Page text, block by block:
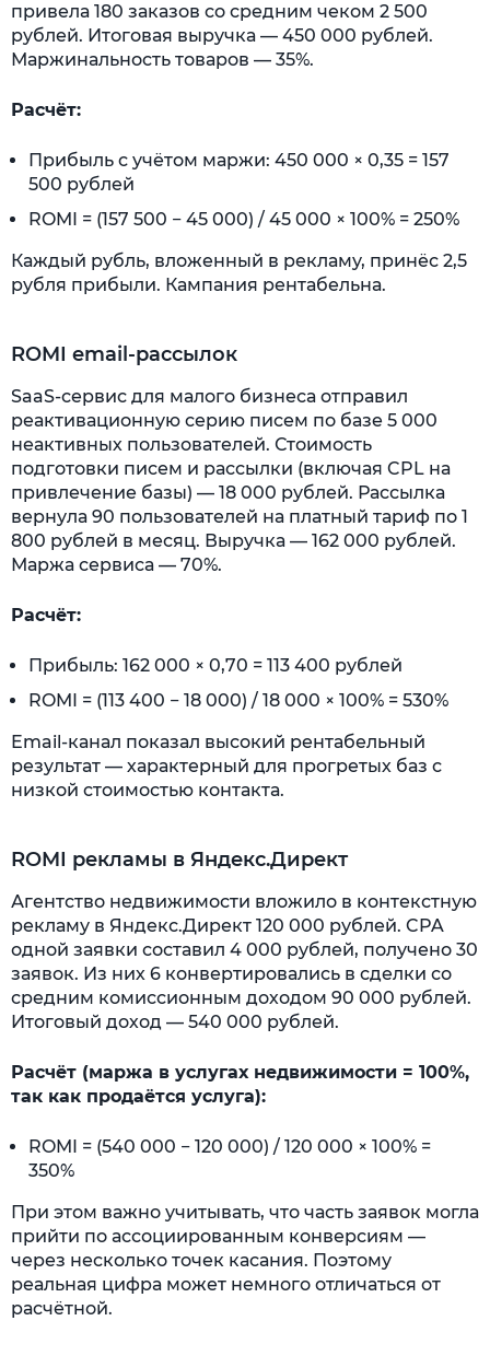
привела 180 заказов со средним чеком 2 500
рублей. Итоговая выручка — 450 000 рублей.
Маржинальность товаров — 35%.
Расчёт:
Прибыль с учётом маржи: 450 000 × 0,35 = 157
500 рублей
ROMI = (157 500 − 45 000) / 45 000 × 100% = 250%
Каждый рубль, вложенный в рекламу, принёс 2,5
рубля прибыли. Кампания рентабельна.
ROMI email-рассылок
SaaS-сервис для малого бизнеса отправил
реактивационную серию писем по базе 5 000
неактивных пользователей. Стоимость
подготовки писем и рассылки (включая CPL на
привлечение базы) — 18 000 рублей. Рассылка
вернула 90 пользователей на платный тариф по 1
800 рублей в месяц. Выручка — 162 000 рублей.
Маржа сервиса — 70%.
Расчёт:
Прибыль: 162 000 × 0,70 = 113 400 рублей
ROMI = (113 400 − 18 000) / 18 000 × 100% = 530%
Email-канал показал высокий рентабельный
результат — характерный для прогретых баз с
низкой стоимостью контакта.
ROMI рекламы в Яндекс.Директ
Агентство недвижимости вложило в контекстную
рекламу в Яндекс.Директ 120 000 рублей. CPA
одной заявки составил 4 000 рублей, получено 30
заявок. Из них 6 конвертировались в сделки со
средним комиссионным доходом 90 000 рублей.
Итоговый доход — 540 000 рублей.
Расчёт (маржа в услугах недвижимости = 100%,
так как продаётся услуга):
ROMI = (540 000 − 120 000) / 120 000 × 100% =
350%
При этом важно учитывать, что часть заявок могла
прийти по ассоциированным конверсиям —
через несколько точек касания. Поэтому
реальная цифра может немного отличаться от
расчётной.